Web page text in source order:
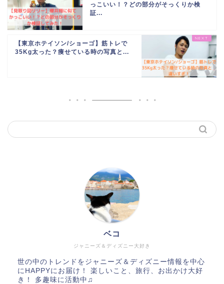
っこいい！？どの部分がそっくりか検
証...
【東京ホテイソン/ショーゴ】筋トレで
35Kg太った？痩せている時の写真と...
ジャニーズ＆ディズニー大好き
ベコ
世の中のトレンドをジャニーズ＆ディズニー情報を中心
にHAPPYにお届け！ 楽しいこと、旅行、お出かけ大好
き！ 多趣味に活動中♫